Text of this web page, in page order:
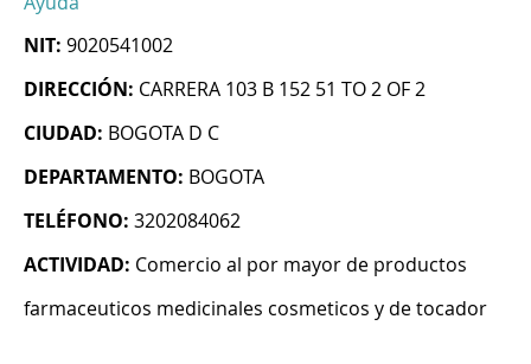
NIT: 9020541002
DIRECCIÓN: CARRERA 103 B 152 51 TO 2 OF 2
CIUDAD: BOGOTA D C
DEPARTAMENTO: BOGOTA
TELÉFONO: 3202084062
ACTIVIDAD: Comercio al por mayor de productos
farmaceuticos medicinales cosmeticos y de tocador